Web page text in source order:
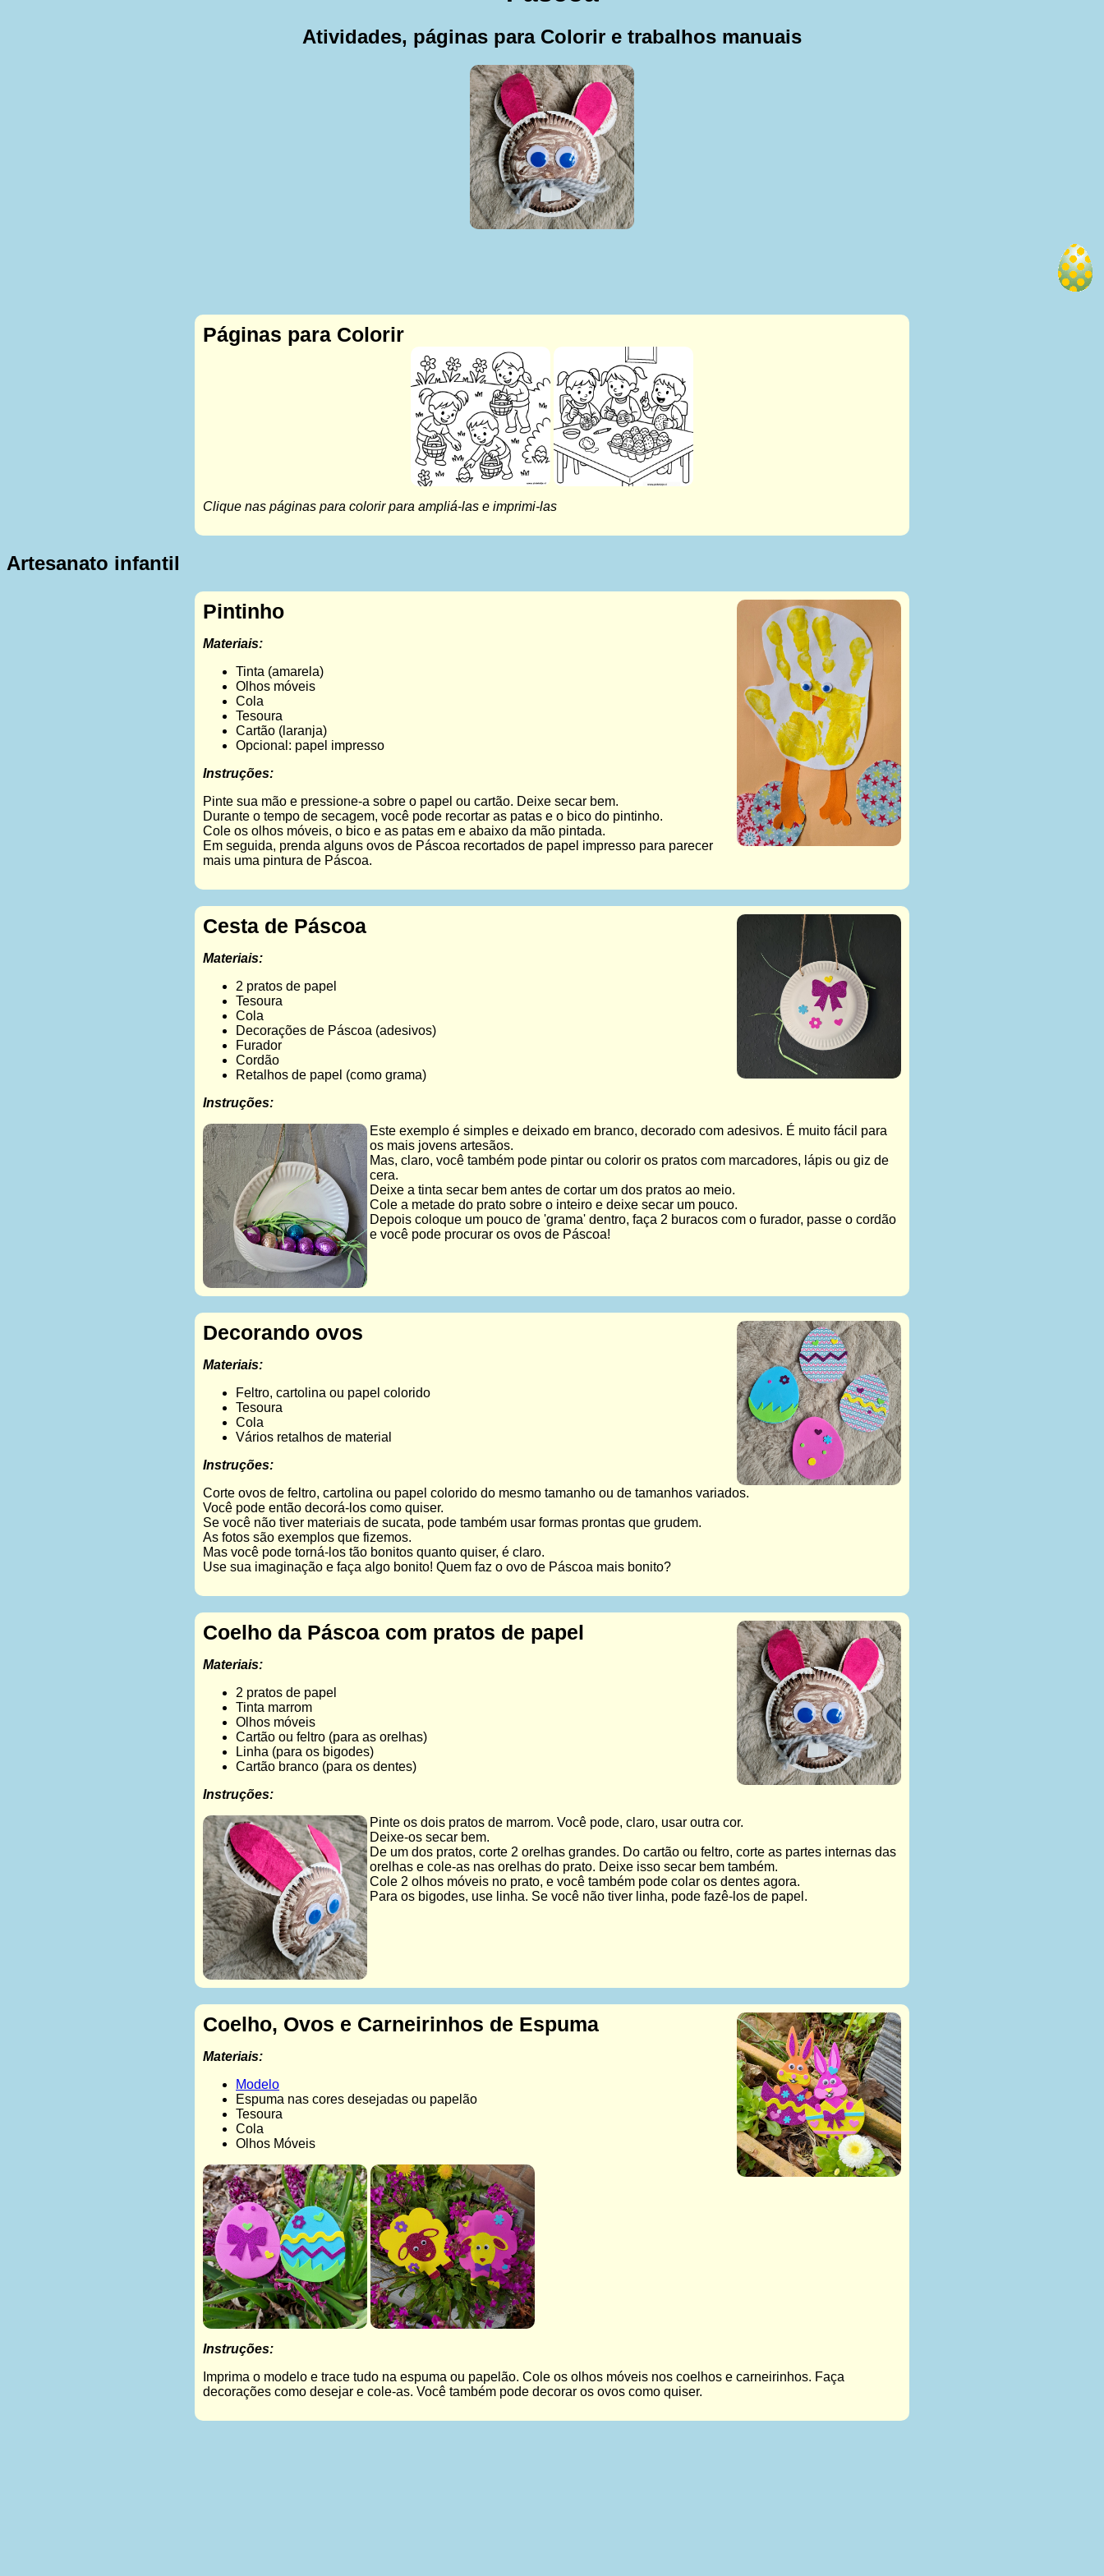
Atividades, páginas para Colorir e trabalhos manuais
Páginas para Colorir
Clique nas páginas para colorir para ampliá-las e imprimi-las
Artesanato infantil
Pintinho
Materiais:
Tinta (amarela)
Olhos móveis
Cola
Tesoura
Cartão (laranja)
Opcional: papel impresso
Instruções:
Pinte sua mão e pressione-a sobre o papel ou cartão. Deixe secar bem.
Durante o tempo de secagem, você pode recortar as patas e o bico do pintinho.
Cole os olhos móveis, o bico e as patas em e abaixo da mão pintada.
Em seguida, prenda alguns ovos de Páscoa recortados de papel impresso para parecer
mais uma pintura de Páscoa.
Cesta de Páscoa
Materiais:
2 pratos de papel
Tesoura
Cola
Decorações de Páscoa (adesivos)
Furador
Cordão
Retalhos de papel (como grama)
Instruções:
Este exemplo é simples e deixado em branco, decorado com adesivos. É muito fácil para
os mais jovens artesãos.
Mas, claro, você também pode pintar ou colorir os pratos com marcadores, lápis ou giz de
cera.
Deixe a tinta secar bem antes de cortar um dos pratos ao meio.
Cole a metade do prato sobre o inteiro e deixe secar um pouco.
Depois coloque um pouco de 'grama' dentro, faça 2 buracos com o furador, passe o cordão
e você pode procurar os ovos de Páscoa!
Decorando ovos
Materiais:
Feltro, cartolina ou papel colorido
Tesoura
Cola
Vários retalhos de material
Instruções:
Corte ovos de feltro, cartolina ou papel colorido do mesmo tamanho ou de tamanhos variados.
Você pode então decorá-los como quiser.
Se você não tiver materiais de sucata, pode também usar formas prontas que grudem.
As fotos são exemplos que fizemos.
Mas você pode torná-los tão bonitos quanto quiser, é claro.
Use sua imaginação e faça algo bonito! Quem faz o ovo de Páscoa mais bonito?
Coelho da Páscoa com pratos de papel
Materiais:
2 pratos de papel
Tinta marrom
Olhos móveis
Cartão ou feltro (para as orelhas)
Linha (para os bigodes)
Cartão branco (para os dentes)
Instruções:
Pinte os dois pratos de marrom. Você pode, claro, usar outra cor.
Deixe-os secar bem.
De um dos pratos, corte 2 orelhas grandes. Do cartão ou feltro, corte as partes internas das
orelhas e cole-as nas orelhas do prato. Deixe isso secar bem também.
Cole 2 olhos móveis no prato, e você também pode colar os dentes agora.
Para os bigodes, use linha. Se você não tiver linha, pode fazê-los de papel.
Coelho, Ovos e Carneirinhos de Espuma
Materiais:
Modelo
Espuma nas cores desejadas ou papelão
Tesoura
Cola
Olhos Móveis
Instruções:
Imprima o modelo e trace tudo na espuma ou papelão. Cole os olhos móveis nos coelhos e carneirinhos. Faça
decorações como desejar e cole-as. Você também pode decorar os ovos como quiser.